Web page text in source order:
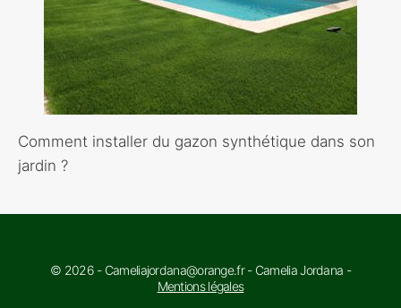
Comment installer du gazon synthétique dans son
jardin ?
© 2026 - Cameliajordana@orange.fr - Camelia Jordana -
Mentions légales